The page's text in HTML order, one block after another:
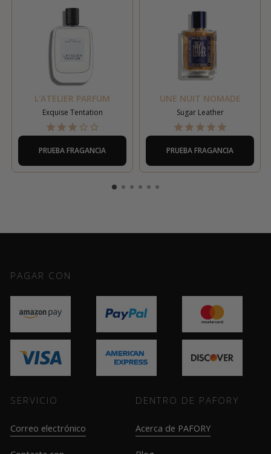
L'ATELIER PARFUM
Exquise Tentation
PRUEBA FRAGANCIA
UNE NUIT NOMADE
Sugar Leather
PRUEBA FRAGANCIA
PAGAR CON
SERVICIO
Correo electrónico
DENTRO DE PAFORY
Acerca de PAFORY